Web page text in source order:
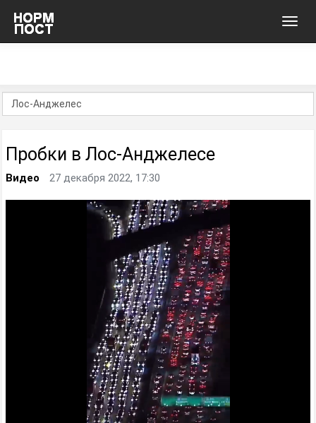
Пробки в Лос-Анджелесе
Видео 27 декабря 2022, 17:30